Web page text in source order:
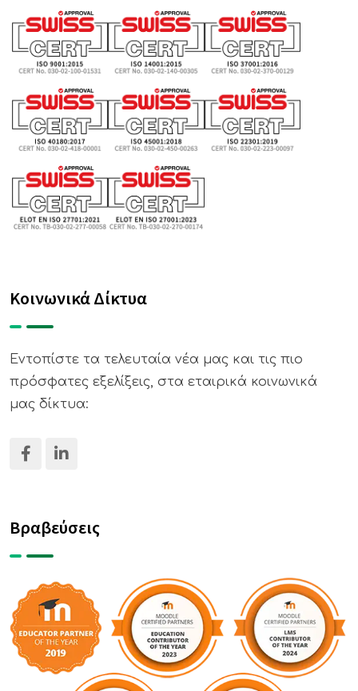
Κοινωνικά Δίκτυα
Εντοπίστε τα τελευταία νέα μας και τις πιο
πρόσφατες εξελίξεις, στα εταιρικά κοινωνικά
μας δίκτυα:
Βραβεύσεις